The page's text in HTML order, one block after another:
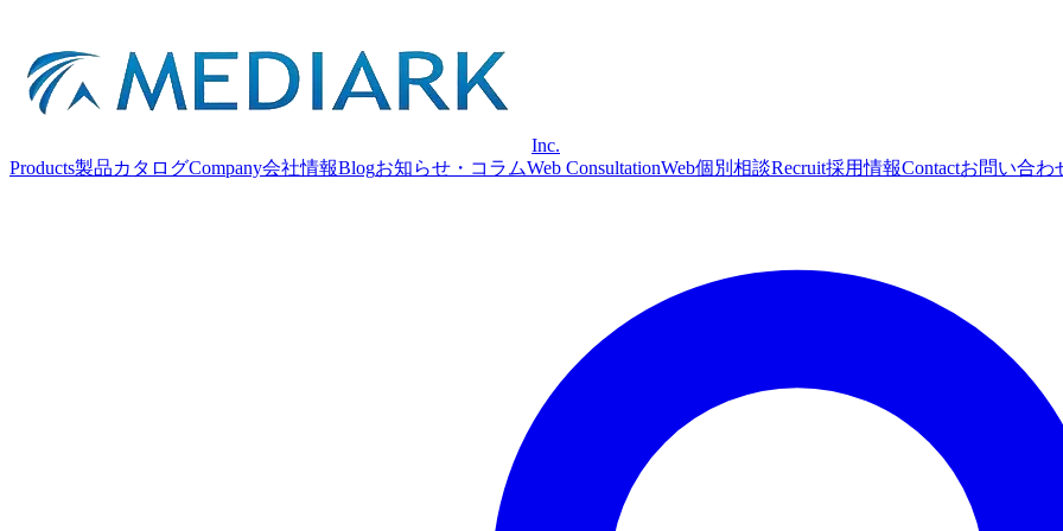
Inc.
Products製品カタログCompany会社情報Blogお知らせ・コラムWeb ConsultationWeb個別相談Recruit採用情報Contactお問い合わ